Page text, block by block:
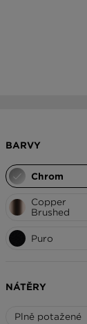
BARVY
Chrom
Copper
Brushed
Puro
NÁTĚRY
Plně potažené